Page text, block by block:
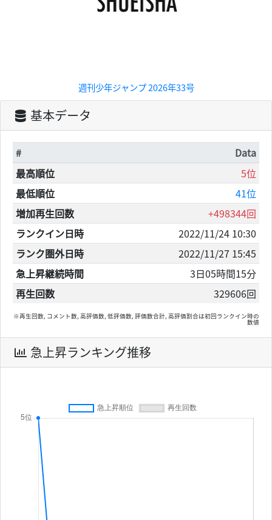
週刊少年ジャンプ 2026年33号
基本データ
#
Data
最高順位
5位
最低順位
41位
増加再生回数
+498344回
ランクイン日時
2022/11/24 10:30
ランク圏外日時
2022/11/27 15:45
急上昇継続時間
3日05時間15分
再生回数
329606回
※再生回数, コメント数, 高評価数, 低評価数, 評価数合計, 高評価割合は初回ランクイン時の
数値
急上昇ランキング推移